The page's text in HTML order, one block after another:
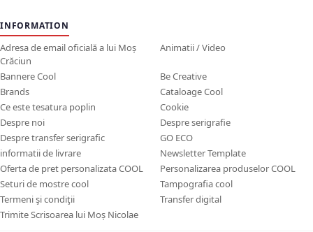
INFORMATION
Adresa de email oficială a lui Moș
Crăciun
Animatii / Video
Bannere Cool
Be Creative
Brands
Cataloage Cool
Ce este tesatura poplin
Cookie
Despre noi
Despre serigrafie
Despre transfer serigrafic
GO ECO
informatii de livrare
Newsletter Template
Oferta de pret personalizata COOL
Personalizarea produselor COOL
Seturi de mostre cool
Tampografia cool
Termeni şi condiţii
Transfer digital
Trimite Scrisoarea lui Moș Nicolae